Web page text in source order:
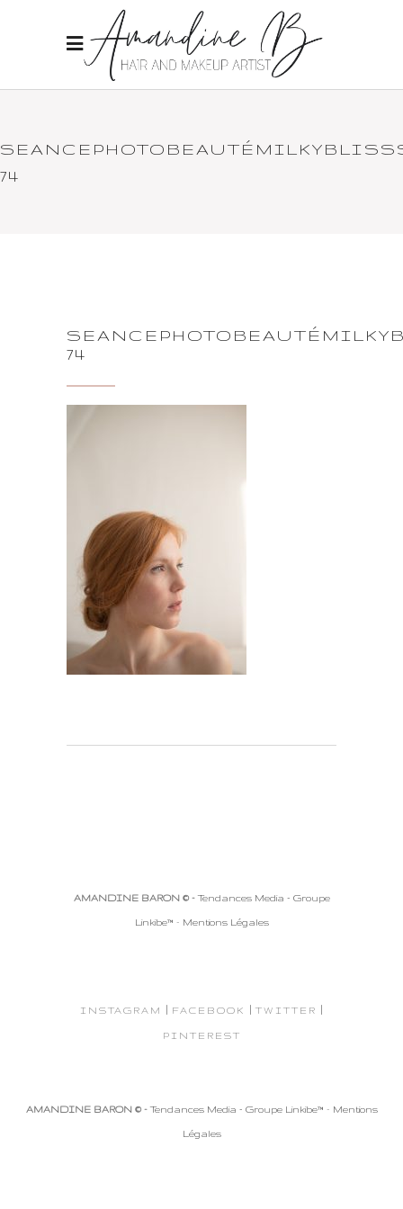
74
74
AMANDINE BARON © -Tendances Media - Groupe
Linkibe™ - Mentions Légales
INSTAGRAM | FACEBOOK | TWITTER |
PINTEREST
AMANDINE BARON © -Tendances Media - Groupe Linkibe™ - Mentions
Légales